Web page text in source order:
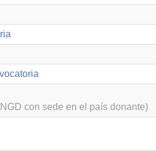
con sede en el país donante)